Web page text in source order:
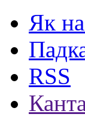
Як
RSS